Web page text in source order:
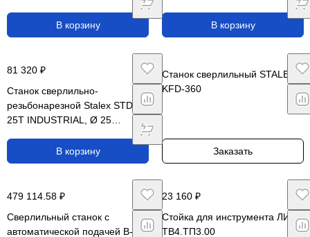
В корзину В корзину
81 320 ₽
Станок сверлильно-
резьбонарезной Stalex STDI-
25T INDUSTRIAL, Ø 25
В корзину
Станок сверлильный STALEX
KFD-360
Заказать
479 114.58 ₽
Сверлильный станок с
автоматической подачей B-
23 160 ₽
Стойка для инструмента ЛИ-
ТВ4.ТП3.00